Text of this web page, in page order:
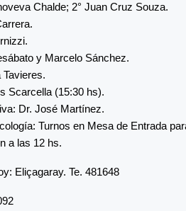
Chalde; 2° Juan Cruz Souza.
y Marcelo Sánchez.
Scarcella (15:30 hs).
Dr. José Martínez.
Turnos en Mesa de Entrada
a las 12 hs.
Eliçagaray. Te. 481648